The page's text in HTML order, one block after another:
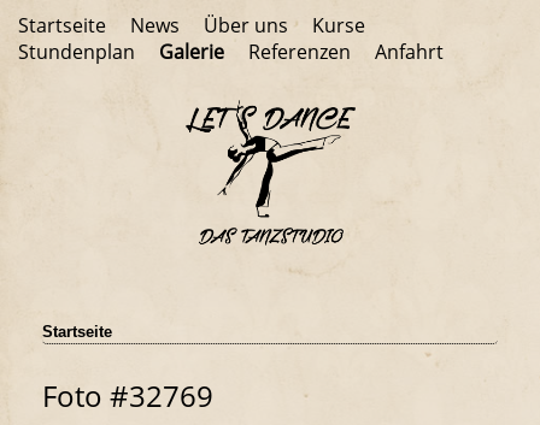
Startseite News Über uns
Kurse
Stundenplan
Galerie Referenzen Anfahrt
Startseite
Foto #32769